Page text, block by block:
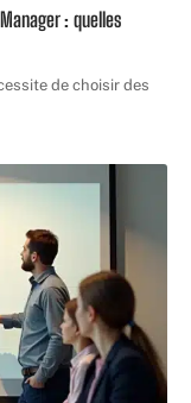
: quelles
de choisir des